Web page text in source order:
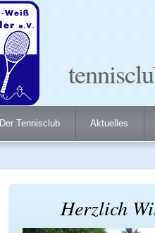
Der Tennisclub Aktuelles
Herzlich